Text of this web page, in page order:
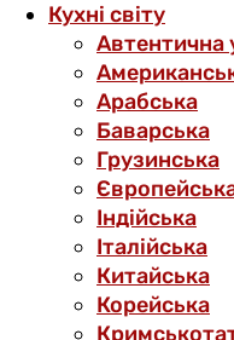
Кухні світу
Автентична
Арабська
Баварська
Грузинська
Індійська
Італійська
Китайська
Корейська